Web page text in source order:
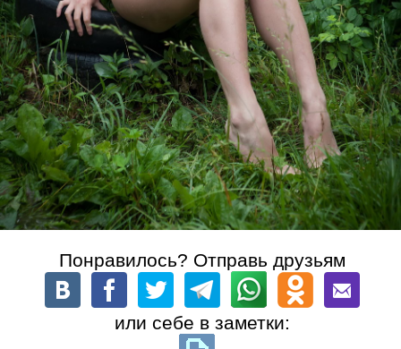
Понравилось? Отправь друзьям
или себе в заметки: